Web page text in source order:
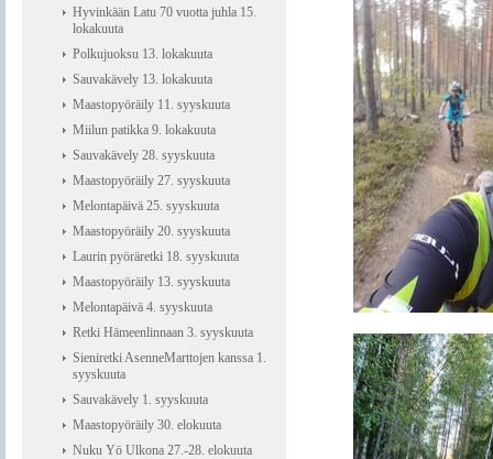
Hyvinkään Latu 70 vuotta juhla 15.
lokakuuta
Polkujuoksu 13. lokakuuta
Sauvakävely 13. lokakuuta
Maastopyöräily 11. syyskuuta
Miilun patikka 9. lokakuuta
Sauvakävely 28. syyskuuta
Maastopyöräily 27. syyskuuta
Melontapäivä 25. syyskuuta
Maastopyöräily 20. syyskuuta
Laurin pyöräretki 18. syyskuuta
Maastopyöräily 13. syyskuuta
Melontapäivä 4. syyskuuta
Retki Hämeenlinnaan 3. syyskuuta
Sieniretki AsenneMarttojen kanssa 1.
syyskuuta
Sauvakävely 1. syyskuuta
Maastopyöräily 30. elokuuta
Nuku Yö Ulkona 27.-28. elokuuta